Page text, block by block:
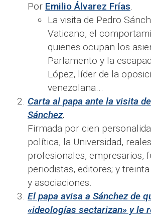
Por Emilio Álvarez Frías.
La visita de Pedro
Vaticano, el
quienes ocupan los
Parlamento y la
López, líder de la
venezolana...
Carta al papa ante la visita
Sánchez.
Firmada por cien
política, la Universidad,
profesionales, empresarios,
periodistas, editores; y
y asociaciones.
El papa avisa a Sánchez de
«ideologías sectarizan» y le